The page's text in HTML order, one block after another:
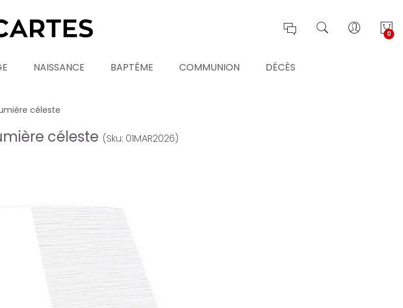
0
NAISSANCE BAPTÊME COMMUNION DÉCÈS
céleste
céleste (Sku: 01MAR2026)